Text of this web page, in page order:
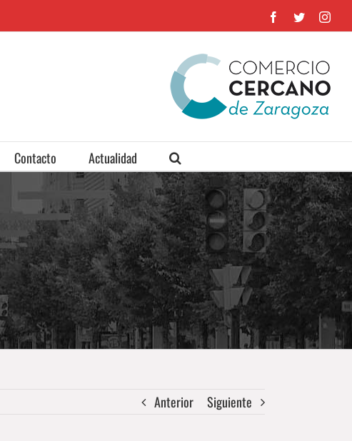
Facebook
Twitter
Contacto Actualidad
Anterior Siguiente